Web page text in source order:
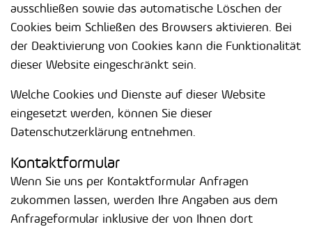
ausschließen sowie das automatische Löschen der
Cookies beim Schließen des Browsers aktivieren. Bei
der Deaktivierung von Cookies kann die Funktionalität
dieser Website eingeschränkt sein.
Welche Cookies und Dienste auf dieser Website
eingesetzt werden, können Sie dieser
Datenschutzerklärung entnehmen.
Kontaktformular
Wenn Sie uns per Kontaktformular Anfragen
zukommen lassen, werden Ihre Angaben aus dem
Anfrageformular inklusive der von Ihnen dort